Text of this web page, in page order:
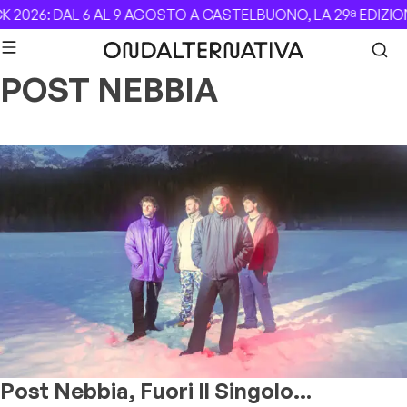
Skip to content
2026: DAL 6 AL 9 AGOSTO A CASTELBUONO, LA 29ª
POST NEBBIA
Post Nebbia, Fuori Il Singolo